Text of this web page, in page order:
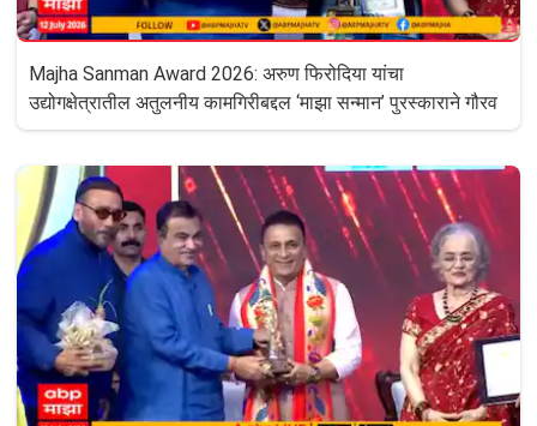
Majha Sanman Award 2026: अरुण फिरोदिया यांचा
उद्योगक्षेत्रातील अतुलनीय कामगिरीबद्दल ‘माझा सन्मान’ पुरस्काराने गौरव